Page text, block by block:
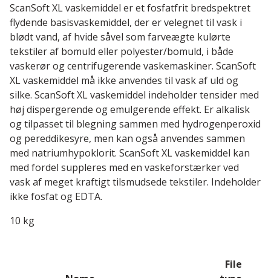
ScanSoft XL vaskemiddel er et fosfatfrit bredspektret
flydende basisvaskemiddel, der er velegnet til vask i
blødt vand, af hvide såvel som farveægte kulørte
tekstiler af bomuld eller polyester/bomuld, i både
vaskerør og centrifugerende vaskemaskiner. ScanSoft
XL vaskemiddel må ikke anvendes til vask af uld og
silke. ScanSoft XL vaskemiddel indeholder tensider med
høj dispergerende og emulgerende effekt. Er alkalisk
og tilpasset til blegning sammen med hydrogenperoxid
og pereddikesyre, men kan også anvendes sammen
med natriumhypoklorit. ScanSoft XL vaskemiddel kan
med fordel suppleres med en vaskeforstærker ved
vask af meget kraftigt tilsmudsede tekstiler. Indeholder
ikke fosfat og EDTA.
10 kg
File